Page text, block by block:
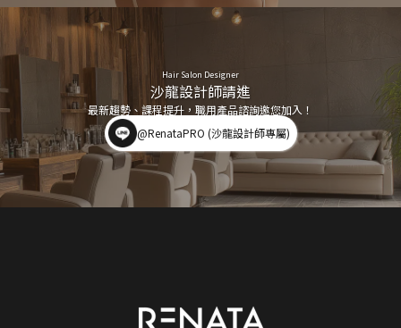
Hair Salon Designer
沙龍設計師請進
最新趨勢、課程提升，職用產品諮詢邀您加入！
@RenataPRO (沙龍設計師專屬)